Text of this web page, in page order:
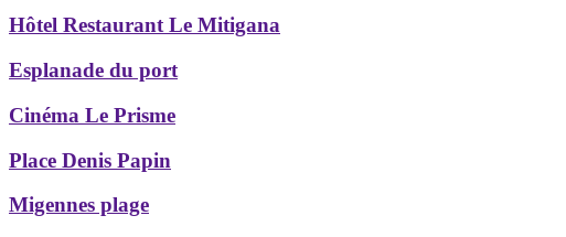
Hôtel Restaurant Le Mitigana
Esplanade du port
Cinéma Le Prisme
Place Denis Papin
Migennes plage